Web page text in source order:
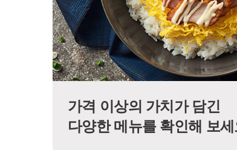
가격 이상의 가치가 담긴
다양한 메뉴를 확인해 보세